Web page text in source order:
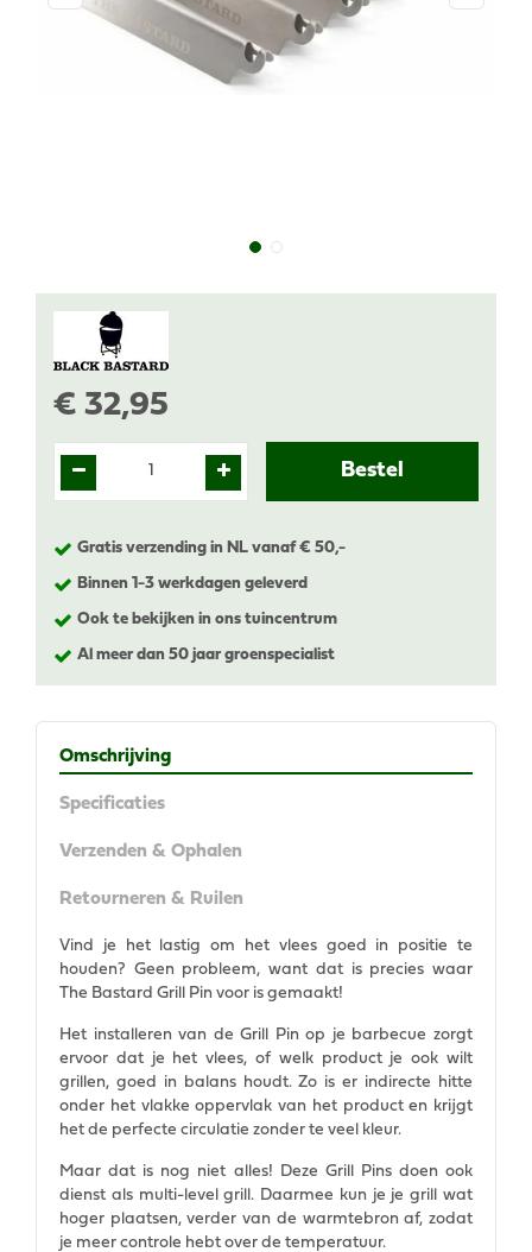
€ 32,95
Gratis verzending in NL vanaf € 50,-
Binnen 1-3 werkdagen geleverd
Ook te bekijken in ons tuincentrum
Al meer dan 50 jaar groenspecialist
Omschrijving
Specificaties
Verzenden & Ophalen
Retourneren & Ruilen
Vind je het lastig om het vlees goed in positie te
houden? Geen probleem, want dat is precies waar
The Bastard Grill Pin voor is gemaakt!
Het installeren van de Grill Pin op je barbecue zorgt
ervoor dat je het vlees, of welk product je ook wilt
grillen, goed in balans houdt. Zo is er indirecte hitte
onder het vlakke oppervlak van het product en krijgt
het de perfecte circulatie zonder te veel kleur.
Maar dat is nog niet alles! Deze Grill Pins doen ook
dienst als multi-level grill. Daarmee kun je je grill wat
hoger plaatsen, verder van de warmtebron af, zodat
je meer controle hebt over de temperatuur.